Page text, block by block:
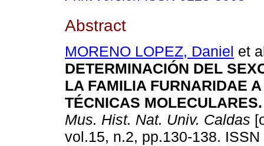
Abstract
MORENO LOPEZ, Daniel et
DETERMINACIÓN DEL
LA FAMILIA FURNARIDAE
TÉCNICAS MOLECULARES.
Mus. Hist. Nat. Univ. Caldas
vol.15, n.2, pp.130-138.